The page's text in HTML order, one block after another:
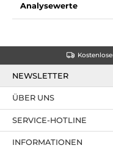
Analysewerte
NEWSLETTER
SERVICE-HOTLINE
ÜBER UNS
INFORMATIONEN